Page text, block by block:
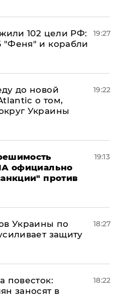
102 цели РФ:
и корабли
19:27
до новой
о том,
Украины
19:22
официально
против
19:13
Украины по
защиту
18:27
повесток:
заносят в
18:22